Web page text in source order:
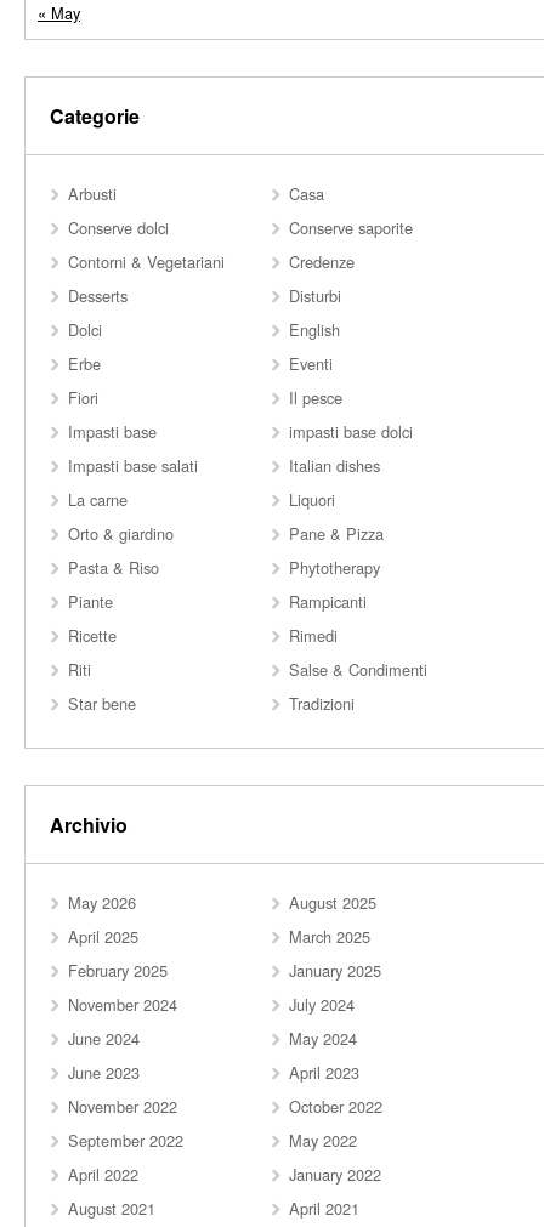
« May
Categorie
Arbusti
Casa
Conserve dolci
Conserve saporite
Contorni & Vegetariani
Credenze
Desserts
Disturbi
Dolci
English
Erbe
Eventi
Fiori
Il pesce
Impasti base
impasti base dolci
Impasti base salati
Italian dishes
La carne
Liquori
Orto & giardino
Pane & Pizza
Pasta & Riso
Phytotherapy
Piante
Rampicanti
Ricette
Rimedi
Riti
Salse & Condimenti
Star bene
Tradizioni
Archivio
May 2026
August 2025
April 2025
March 2025
February 2025
January 2025
November 2024
July 2024
June 2024
May 2024
June 2023
April 2023
November 2022
October 2022
September 2022
May 2022
April 2022
January 2022
August 2021
April 2021